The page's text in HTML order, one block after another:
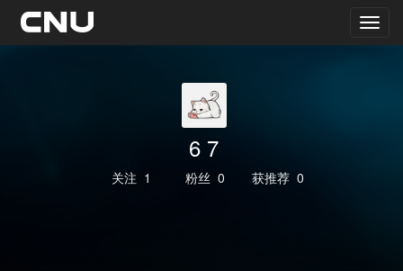
6 7
关注 1 粉丝 0 获推荐 0